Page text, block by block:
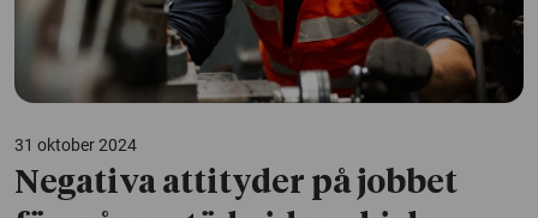
31 oktober 2024
Negativa attityder på jobbet